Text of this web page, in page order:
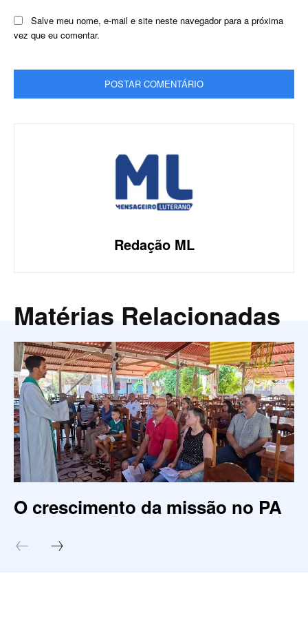
Salve meu nome, e-mail e site neste navegador para a próxima
vez que eu comentar.
Redação ML
Matérias Relacionadas
O crescimento da missão no PA